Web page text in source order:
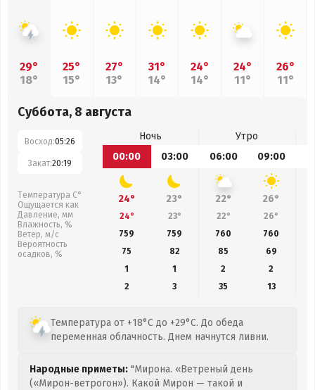
29°
18°
25°
15°
27°
13°
31°
14°
24°
14°
24°
11°
26°
11°
Суббота, 8 августа
Восход:05:26
Закат:20:19
Температура С°
Ощущается как
Давление, мм
Влажность, %
Ветер, м/с
Вероятность
осадков, %
Ночь
Утро
00:00
03:00 06:00 09:00
24° 23° 22° 26°
24° 23° 22° 26°
759
759 760 760
75
82 85 69
1
1 2
2
2
3 35 13
Температура от +18°C до +29°C. До обеда
переменная облачность. Днем начнутся ливни.
Народные приметы: "Мирона. «Ветреный день
(«Мирон-ветрогон»). Какой Мирон — такой и